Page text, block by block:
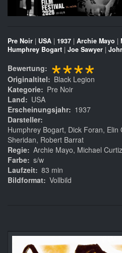
Pre Noir | USA | 1937 | Archie Mayo |
Humphrey Bogart | Joe Sawyer |
Bewertung ****
Originaltitel
Black Legion
Kategorie
Pre Noir
Land
USA
Erscheinungsjahr
1937
Darsteller
Humphrey Bogart, Dick Foran, Elin
Sheridan, Robert Barrat
Regie Archie Mayo, Michael Curtiz
Farbe s/w
Laufzeit 83 min
Bildformat Vollbild